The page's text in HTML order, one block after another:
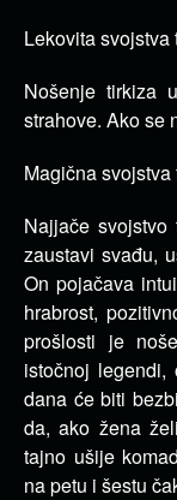
Lekovita svojstva
Nošenje tirkiza
strahove. Ako se
Magična svojstva
Najjače
zaustavi svađu,
On pojačava
hrabrost,
prošlosti je
istočnoj
dana će biti
da, ako žena
tajno ušije
na petu i šestu